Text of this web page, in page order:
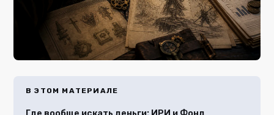
В ЭТОМ МАТЕРИАЛЕ